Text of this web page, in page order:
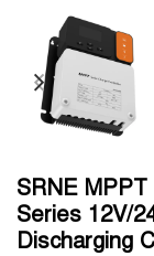
SRNE
Series 12V/
Discharging